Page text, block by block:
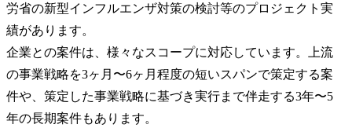
労省の新型インフルエンザ対策の検討等のプロジェクト実
績があります。
企業との案件は、様々なスコープに対応しています。上流
の事業戦略を3ヶ月〜6ヶ月程度の短いスパンで策定する案
件や、策定した事業戦略に基づき実行まで伴走する3年〜5
年の長期案件もあります。